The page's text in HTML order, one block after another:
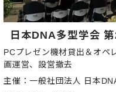
日本DNA多型学会
PCプレゼン機材貸出＆オペ
画運営、設営撤去
主催：一般社団法人 日本